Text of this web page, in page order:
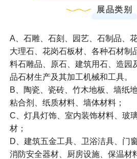
展品类别
A、石雕、石刻、园艺、石制品、
大理石、花岗石板材、各种石材制
料石雕品、原石、建筑用石、造园
品石材生产及其加工机械和工具。
B、陶瓷、瓷砖、竹木地板、墙纸
粘合剂、纸质材料、墙体材料；
C、灯具灯饰、室内装饰材料、玻
材；
D、建筑五金工具、卫浴洁具、门
消防安全器材、厨房设施、保温材